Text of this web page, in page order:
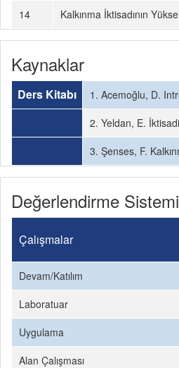
14
Kalkınma İktisadının
Kaynaklar
Ders Kitabı
1. Acemoğlu, D.
2. Yeldan, E.
3. Şenses, F.
Değerlendirme Sistemi
Çalışmalar
Devam/Katılım
Laboratuar
Uygulama
Alan Çalışması